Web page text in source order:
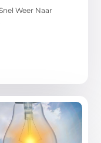
Weer Naar